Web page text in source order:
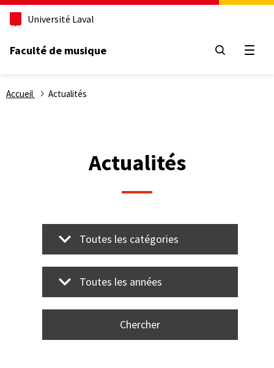
Aller
principal
Université Laval
Faculté de musique
Fil
Accueil Actualités
Actualités
Toutes les catégories
Toutes les années